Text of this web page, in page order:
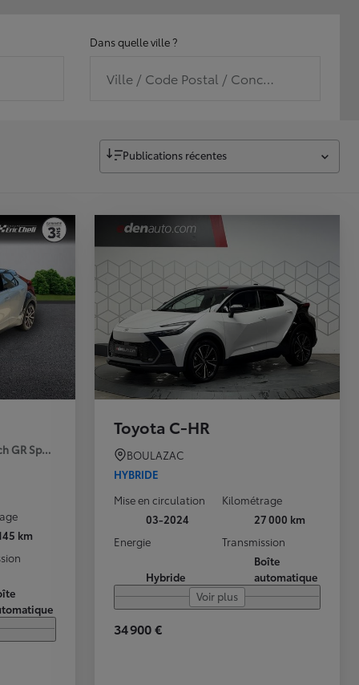
Dans quelle ville ?
Ville / Code Postal / Concession
Publications récentes
GR Sport Premiere MY25
km
Toyota C-HR
BOULAZAC
HYBRIDE
Mise en circulation
03-2024
Kilométrage
27 000 km
Energie
Hybride
Transmission
Boîte
automatique
Voir plus
34 900 €